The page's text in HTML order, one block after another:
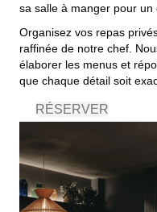
sa salle à manger pour un
Organisez vos repas
raffinée de notre chef.
élaborer les menus et
que chaque détail soit
RÉSERVER